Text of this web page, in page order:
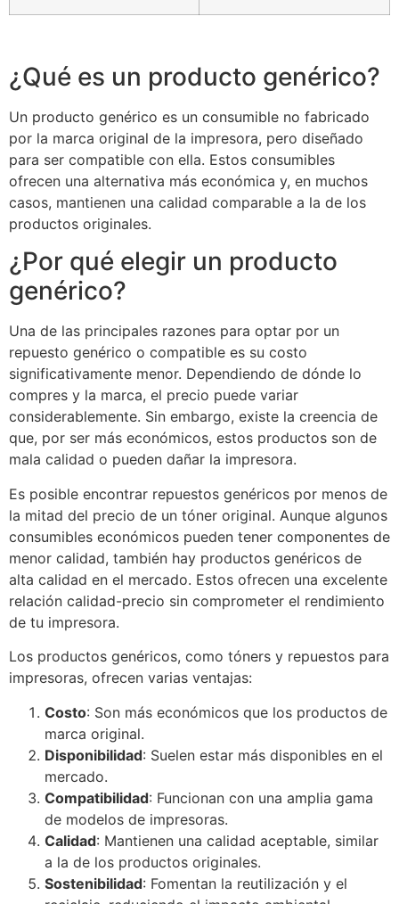
¿Qué es un producto genérico?
Un producto genérico es un consumible no fabricado
por la marca original de la impresora, pero diseñado
para ser compatible con ella. Estos consumibles
ofrecen una alternativa más económica y, en muchos
casos, mantienen una calidad comparable a la de los
productos originales.
¿Por qué elegir un producto
genérico?
Una de las principales razones para optar por un
repuesto genérico o compatible es su costo
significativamente menor. Dependiendo de dónde lo
compres y la marca, el precio puede variar
considerablemente. Sin embargo, existe la creencia de
que, por ser más económicos, estos productos son de
mala calidad o pueden dañar la impresora.
Es posible encontrar repuestos genéricos por menos de
la mitad del precio de un tóner original. Aunque algunos
consumibles económicos pueden tener componentes de
menor calidad, también hay productos genéricos de
alta calidad en el mercado. Estos ofrecen una excelente
relación calidad-precio sin comprometer el rendimiento
de tu impresora.
Los productos genéricos, como tóners y repuestos para
impresoras, ofrecen varias ventajas:
Costo: Son más económicos que los productos de
marca original.
Disponibilidad: Suelen estar más disponibles en el
mercado.
Compatibilidad: Funcionan con una amplia gama
de modelos de impresoras.
Calidad: Mantienen una calidad aceptable, similar
a la de los productos originales.
Sostenibilidad: Fomentan la reutilización y el